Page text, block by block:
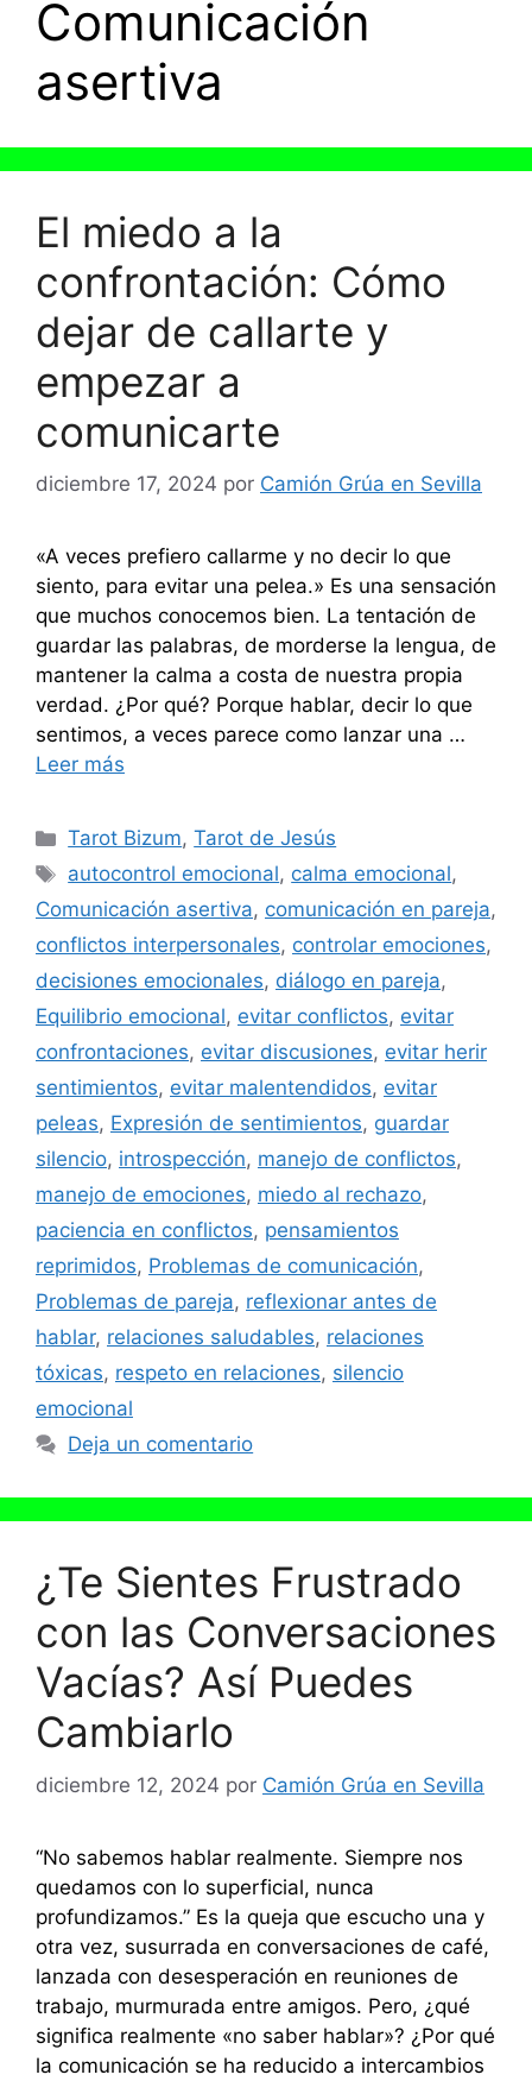
Comunicación
asertiva
El miedo a la
confrontación: Cómo
dejar de callarte y
empezar a
comunicarte
diciembre 17, 2024 por Camión Grúa en Sevilla
«A veces prefiero callarme y no decir lo que
siento, para evitar una pelea.» Es una sensación
que muchos conocemos bien. La tentación de
guardar las palabras, de morderse la lengua, de
mantener la calma a costa de nuestra propia
verdad. ¿Por qué? Porque hablar, decir lo que
sentimos, a veces parece como lanzar una …
Leer más
Categorías
Tarot Bizum,Tarot de Jesús
Etiquetas
autocontrol emocional, calma emocional,
Comunicación asertiva, comunicación en pareja,
conflictos interpersonales, controlar emociones,
decisiones emocionales, diálogo en pareja,
Equilibrio emocional, evitar conflictos, evitar
confrontaciones, evitar discusiones, evitar herir
sentimientos, evitar malentendidos, evitar
peleas, Expresión de sentimientos, guardar
silencio, introspección, manejo de conflictos,
manejo de emociones, miedo al rechazo,
paciencia en conflictos, pensamientos
reprimidos, Problemas de comunicación,
Problemas de pareja, reflexionar antes de
hablar, relaciones saludables, relaciones
tóxicas, respeto en relaciones, silencio
emocional
Deja un comentario
¿Te Sientes Frustrado
con las Conversaciones
Vacías? Así Puedes
Cambiarlo
diciembre 12, 2024 por Camión Grúa en Sevilla
“No sabemos hablar realmente. Siempre nos
quedamos con lo superficial, nunca
profundizamos.” Es la queja que escucho una y
otra vez, susurrada en conversaciones de café,
lanzada con desesperación en reuniones de
trabajo, murmurada entre amigos. Pero, ¿qué
significa realmente «no saber hablar»? ¿Por qué
la comunicación se ha reducido a intercambios